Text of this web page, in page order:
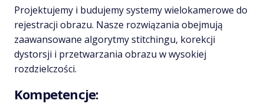
Projektujemy i budujemy systemy wielokamerowe do
rejestracji obrazu. Nasze rozwiązania obejmują
zaawansowane algorytmy stitchingu, korekcji
dystorsji i przetwarzania obrazu w wysokiej
rozdzielczości.
Kompetencje: